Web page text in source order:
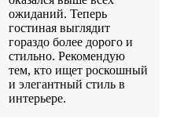
ожиданий. Теперь
гостиная выглядит
гораздо более дорого и
стильно. Рекомендую
тем, кто ищет роскошный
и элегантный стиль в
интерьере.